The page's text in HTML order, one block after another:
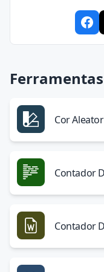
Cor
Contador
Contador